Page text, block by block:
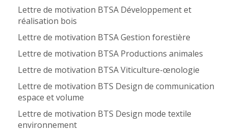
Lettre de motivation BTSA Développement et
réalisation bois
Lettre de motivation BTSA Gestion forestière
Lettre de motivation BTSA Productions animales
Lettre de motivation BTSA Viticulture-œnologie
Lettre de motivation BTS Design de communication
espace et volume
Lettre de motivation BTS Design mode textile
environnement